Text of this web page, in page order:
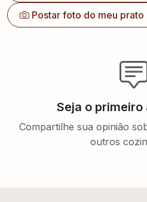
Postar foto do meu prato
Seja o
Compartilhe sua opinião
outros